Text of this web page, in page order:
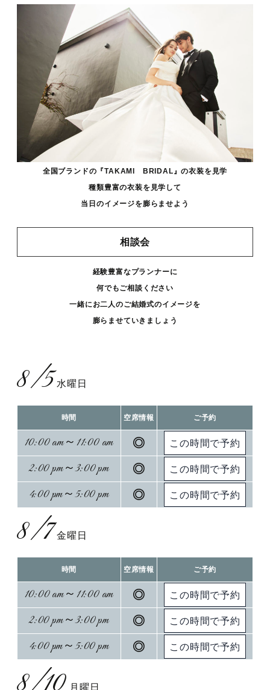
全国ブランドの『TAKAMI BRIDAL』の衣装を見学
種類豊富の衣装を見学して
当日のイメージを膨らませよう
相談会
経験豊富なプランナーに
何でもご相談ください
一緒にお二人のご結婚式のイメージを
膨らませていきましょう
8/5 水曜日
時間 空席情報 ご予約
10:00 am～11:00 am ◎
2:00 pm～3:00 pm ◎
4:00 pm～5:00 pm ◎
8/7 金曜日
時間 空席情報 ご予約
10:00 am～11:00 am ◎
2:00 pm～3:00 pm ◎
4:00 pm～5:00 pm ◎
月曜日